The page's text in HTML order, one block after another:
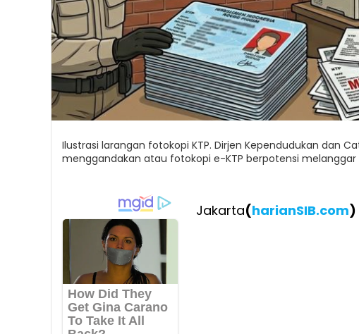
Ilustrasi larangan fotokopi KTP. Dirjen Kependudukan dan
menggandakan atau fotokopi e-KTP berpotensi melanggar
Jakarta(harianSIB.com)